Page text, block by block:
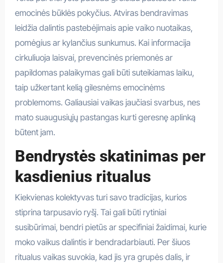
emocinės būklės pokyčius. Atviras bendravimas
leidžia dalintis pastebėjimais apie vaiko nuotaikas,
pomėgius ar kylančius sunkumus. Kai informacija
cirkuliuoja laisvai, prevencinės priemonės ar
papildomas palaikymas gali būti suteikiamas laiku,
taip užkertant kelią gilesnėms emocinėms
problemoms. Galiausiai vaikas jaučiasi svarbus, nes
mato suaugusiųjų pastangas kurti geresnę aplinką
būtent jam.
Bendrystės skatinimas per
kasdienius ritualus
Kiekvienas kolektyvas turi savo tradicijas, kurios
stiprina tarpusavio ryšį. Tai gali būti rytiniai
susibūrimai, bendri pietūs ar specifiniai žaidimai, kurie
moko vaikus dalintis ir bendradarbiauti. Per šiuos
ritualus vaikas suvokia, kad jis yra grupės dalis, ir